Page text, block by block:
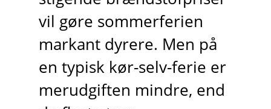
vil gøre sommerferien
markant dyrere. Men på
en typisk kør-selv-ferie er
merudgiften mindre, end